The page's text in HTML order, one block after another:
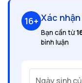
16+ Xác
Bạn cần từ
bình luận
Ngày sinh